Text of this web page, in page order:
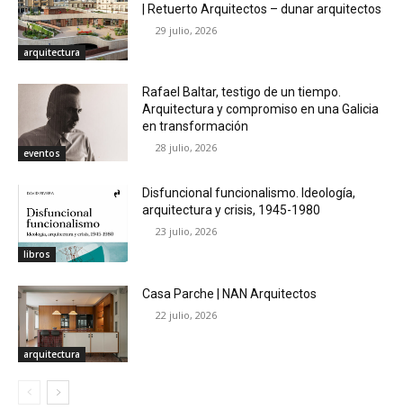
arquitectura
| Retuerto Arquitectos – dunar arquitectos
29 julio, 2026
eventos
Rafael Baltar, testigo de un tiempo.
Arquitectura y compromiso en una Galicia
en transformación
28 julio, 2026
libros
Disfuncional funcionalismo. Ideología,
arquitectura y crisis, 1945-1980
23 julio, 2026
arquitectura
Casa Parche | NAN Arquitectos
22 julio, 2026